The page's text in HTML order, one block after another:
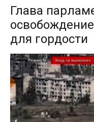
Глава
для гордости